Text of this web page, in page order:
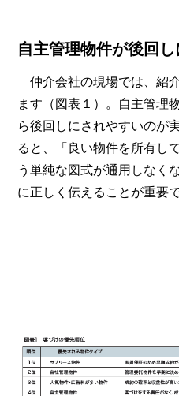
自主管理物件が後回
仲介会社の現場では、紹
ます（図表１）。自主管理
ら後回しにされやすいのが
ると、「良い物件を所有し
う単純な図式が通用しなく
に正しく伝えることが重要で